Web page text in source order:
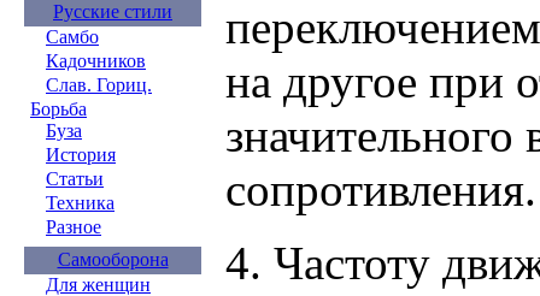
Русские стили
Самбо
Кадочников
Слав. Гориц.
Борьба
Буза
История
Статьи
Техника
Разное
Самооборона
Для женщин
на другое при
значительного
сопротивления.
4. Частоту